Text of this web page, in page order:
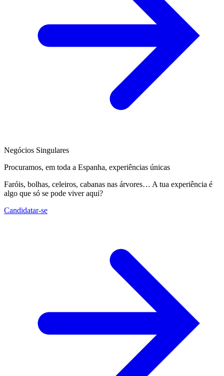
Negócios Singulares
Procuramos, em toda a Espanha, experiências únicas
Faróis, bolhas, celeiros, cabanas nas árvores… A tua experiência é
algo que só se pode viver aqui?
Candidatar-se